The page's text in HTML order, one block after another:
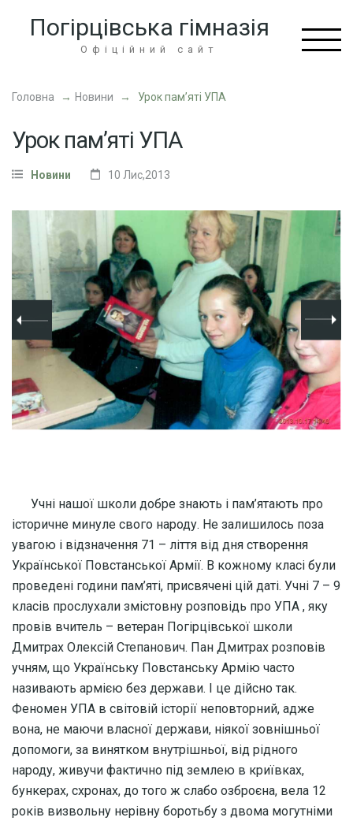
Enter)
Погірцівська гімназія
Офіційний сайт
Головна → Новини → Урок пам’яті УПА
Урок пам’яті УПА
Новини 10 Лис,2013
Учні нашої школи добре знають і пам’ятають про
історичне минуле свого народу. Не залишилось поза
увагою і відзначення 71 – ліття від дня створення
Української Повстанської Армії. В кожному класі були
проведені години пам’яті, присвячені цій даті. Учні 7 – 9
класів прослухали змістовну розповідь про УПА , яку
провів вчитель – ветеран Погірцівської школи
Дмитрах Олексій Степанович. Пан Дмитрах розповів
учням, що Українську Повстанську Армію часто
називають армією без держави. І це дійсно так.
Феномен УПА в світовій історії неповторний, адже
вона, не маючи власної держави, ніякої зовнішньої
допомоги, за винятком внутрішньої, від рідного
народу, живучи фактично під землею в криївках,
бункерах, схронах, до того ж слабо озброєна, вела 12
років визвольну нерівну боротьбу з двома могутніми